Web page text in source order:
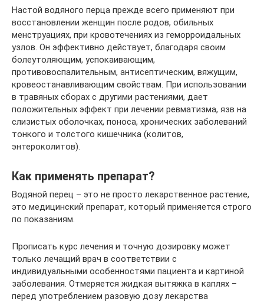
Настой водяного перца прежде всего применяют при
восстановлении женщин после родов, обильных
менструациях, при кровотечениях из геморроидальных
узлов. Он эффективно действует, благодаря своим
болеутоляющим, успокаивающим,
противовоспалительным, антисептическим, вяжущим,
кровеостанавливающим свойствам. При использовании
в травяных сборах с другими растениями, дает
положительных эффект при лечении ревматизма, язв на
слизистых оболочках, поноса, хронических заболеваний
тонкого и толстого кишечника (колитов,
энтероколитов).
Как применять препарат?
Водяной перец – это не просто лекарственное растение,
это медицинский препарат, который применяется строго
по показаниям.
Прописать курс лечения и точную дозировку может
только лечащий врач в соответствии с
индивидуальными особенностями пациента и картиной
заболевания. Отмеряется жидкая вытяжка в каплях –
перед употреблением разовую дозу лекарства